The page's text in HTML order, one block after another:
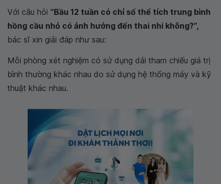
Với câu hỏi “Bầu 12 tuần có chỉ số thể tích trung bình
hồng cầu nhỏ có ảnh hưởng đến thai nhi không?”,
bác sĩ xin giải đáp như sau:
Mỗi phòng xét nghiệm có sử dụng dải tham chiếu giá trị
bình thường khác nhau do sử dụng hệ thống máy và kỹ
thuật khác nhau.